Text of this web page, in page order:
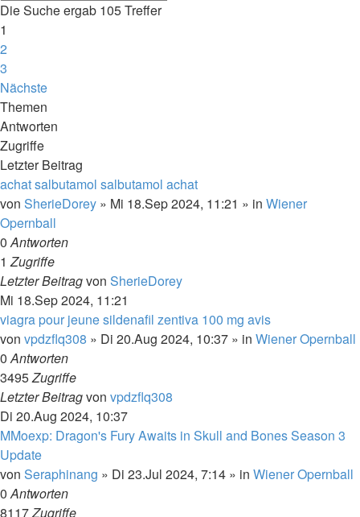
Die Suche ergab 105 Treffer
1
2
3
Nächste
Themen
Antworten
Zugriffe
Letzter Beitrag
achat salbutamol salbutamol achat
von SherieDorey » Mi 18.Sep 2024, 11:21 » in Wiener
Opernball
0Antworten
1Zugriffe
Letzter Beitragvon SherieDorey
Mi 18.Sep 2024, 11:21
viagra pour jeune sildenafil zentiva 100 mg avis
von vpdzflq308 » Di 20.Aug 2024, 10:37 » in Wiener Opernball
0Antworten
3495Zugriffe
Letzter Beitragvon vpdzflq308
Di 20.Aug 2024, 10:37
MMoexp: Dragon's Fury Awaits in Skull and Bones Season 3
Update
von Seraphinang » Di 23.Jul 2024, 7:14 » in Wiener Opernball
0Antworten
8117Zugriffe